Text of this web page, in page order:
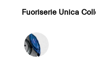
Fuoriserie Unica